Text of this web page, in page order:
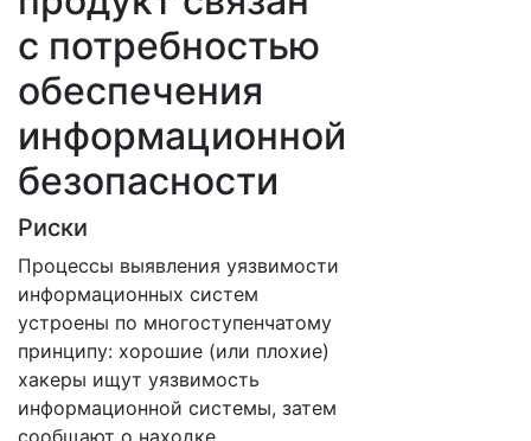
с потребностью
обеспечения
информационной
безопасности
Риски
Процессы выявления уязвимости
информационных систем
устроены по многоступенчатому
принципу: хорошие (или плохие)
хакеры ищут уязвимость
информационной системы, затем
сообщают о находке